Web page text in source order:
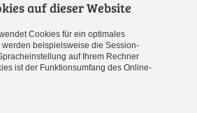
auf dieser Website
Cookies für ein optimales
beispielsweise die Session-
auf Ihrem Rechner
ist der Funktionsumfang des Online-